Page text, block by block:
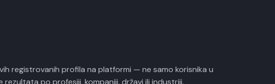
registrovanih profila na platformi — ne samo korisnika u
po profesiji, kompaniji, državi ili industriji.